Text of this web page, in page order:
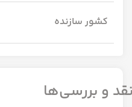
کشور سازنده
و بررسی‌ها